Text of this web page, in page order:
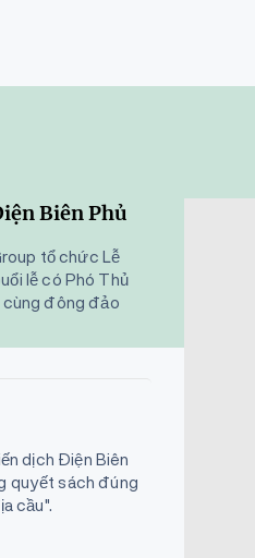
Biên Phủ
tổ chức Lễ
lễ có Phó Thủ
cùng đông đảo
dịch Điện Biên
quyết sách đúng
cầu".